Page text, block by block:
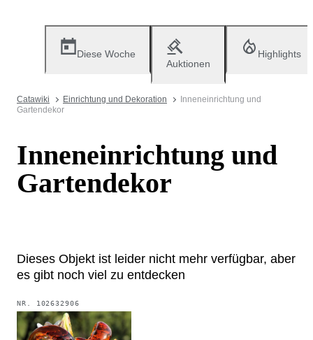
Diese Woche
Auktionen
Highlights
Catawiki Einrichtung und Dekoration
Inneneinrichtung und
Gartendekor
Inneneinrichtung und
Gartendekor
Dieses Objekt ist leider nicht mehr verfügbar, aber
es gibt noch viel zu entdecken
NR. 102632906